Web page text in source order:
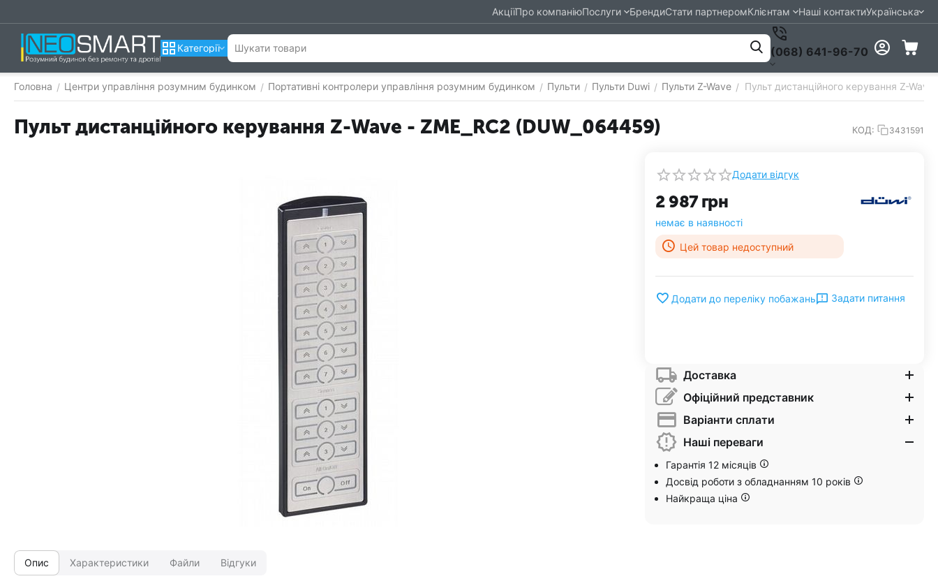
АкціїПро компаніюПослуги БрендиСтати партнеромКлієнтам Наші контактиУкраїнська
Категорії (068) 641-96-70
Головна / Центри управління розумним будинком / Портативні контролери управління розумним будинком / Пульти / Пульти Duwi / Пульти Z-Wave / Пульт дистанційного керування Z-
Пульт дистанційного керування Z-Wave - ZME_RC2 (DUW_064459) КОД: 3431591
Додати відгук
2 987 грн
немає в наявності
Цей товар недоступний
Додати до переліку побажань Задати питання
Доставка
Офіційний представник
Варіанти сплати
Наші переваги
Гарантія 12 місяців
Досвід роботи з обладнанням 10 років
Найкраща ціна
Опис Характеристики Файли Відгуки